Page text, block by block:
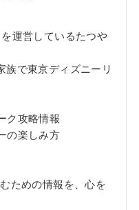
運営しているたつや
族で東京ディズニーリ
ク攻略情報
の楽しみ方
ための情報を、心を